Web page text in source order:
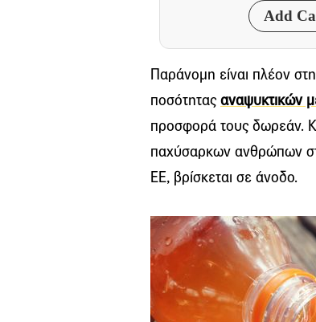
Add
Παράνομη είναι πλέον
ποσότητας αναψυκτικών
προσφορά τους δωρεάν.
παχύσαρκων ανθρώπων
ΕΕ, βρίσκεται σε άνοδο.